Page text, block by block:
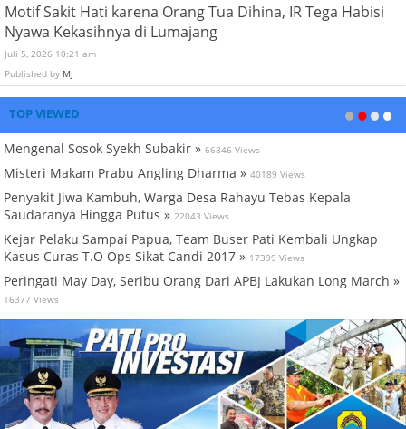
Motif Sakit Hati karena Orang Tua Dihina, IR Tega Habisi
Nyawa Kekasihnya di Lumajang
Juli 5, 2026 10:21 am
Published by MJ
TOP VIEWED
Mengenal Sosok Syekh Subakir » 66846 Views
Misteri Makam Prabu Angling Dharma » 40189 Views
Penyakit Jiwa Kambuh, Warga Desa Rahayu Tebas Kepala
Saudaranya Hingga Putus » 22043 Views
Kejar Pelaku Sampai Papua, Team Buser Pati Kembali Ungkap
Kasus Curas T.O Ops Sikat Candi 2017 » 17399 Views
Peringati May Day, Seribu Orang Dari APBJ Lakukan Long March »
16377 Views